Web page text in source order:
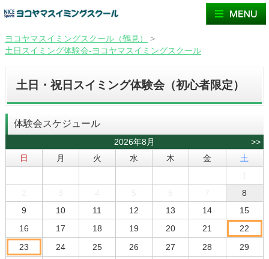
ヨコヤマスイミングスクール（鶴見）
>
土日スイミング体験会-ヨコヤマスイミングスクール
土日・祝日スイミング体験会（初心者限定）
体験会スケジュール
2026年8月
>>
日
月 火 水 木 金
土
8
9
10 11 12 13 14
15
16
17 18 19 20 21
22
23
24 25 26 27 28
29